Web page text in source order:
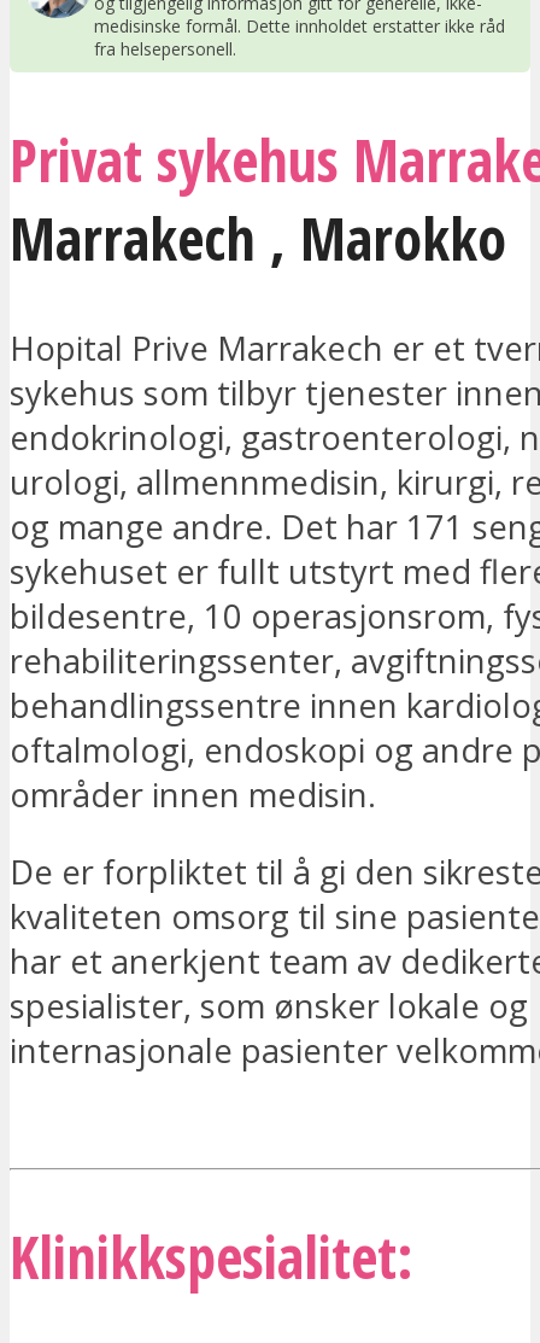
medisinske formål. Dette innholdet erstatter ikke råd
fra helsepersonell.
Privat sykehus
Marrakech , Marokko
Hopital Prive Marrakech er et
sykehus som tilbyr tjenester
endokrinologi, gastroenterologi,
urologi, allmennmedisin, kirurgi,
og mange andre. Det har 171
sykehuset er fullt utstyrt med
bildesentre, 10 operasjonsrom,
rehabiliteringssenter,
behandlingssentre innen
oftalmologi, endoskopi og andre
områder innen medisin.
De er forpliktet til å gi den
kvaliteten omsorg til sine
har et anerkjent team av
spesialister, som ønsker lokale og
internasjonale pasienter
Klinikkspesialitet: